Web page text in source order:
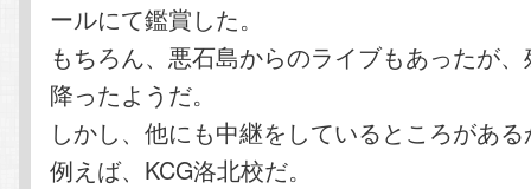
ールにて鑑賞した。
もちろん、悪石島からのライブもあったが
降ったようだ。
しかし、他にも中継をしているところがあ
例えば、KCG洛北校だ。